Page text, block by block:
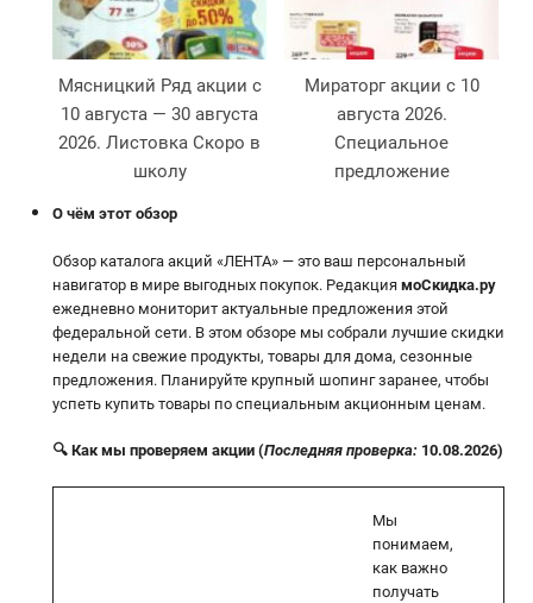
Мясницкий Ряд акции с
10 августа — 30 августа
2026. Листовка Скоро в
школу
Мираторг акции с 10
августа 2026.
Специальное
предложение
О чём этот обзор
Обзор каталога акций «ЛЕНТА» — это ваш персональный
навигатор в мире выгодных покупок. Редакция моСкидка.ру
ежедневно мониторит актуальные предложения этой
федеральной сети. В этом обзоре мы собрали лучшие скидки
недели на свежие продукты, товары для дома, сезонные
предложения. Планируйте крупный шопинг заранее, чтобы
успеть купить товары по специальным акционным ценам.
🔍 Как мы проверяем акции (Последняя проверка: 10.08.2026)
Мы
понимаем,
как важно
получать